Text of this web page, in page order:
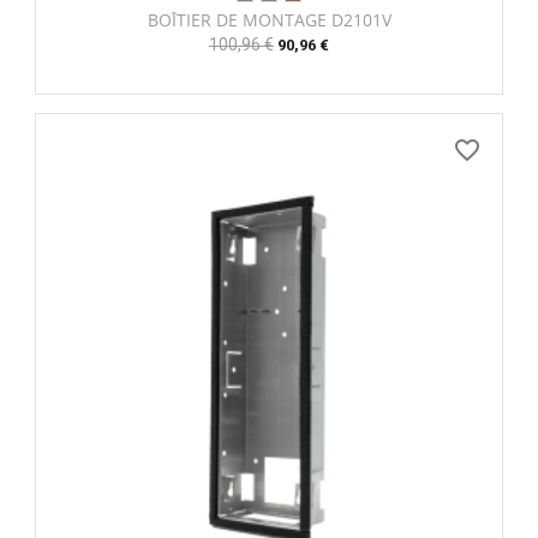
BOÎTIER DE MONTAGE D2101V
Prix
100,96 € Prix
90,96 €
favorite_border